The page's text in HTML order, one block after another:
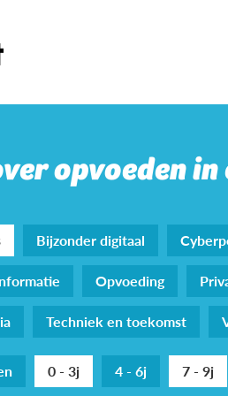
opvoeden
Bijzonder digitaal
Opvoeding
Techniek en toekomst
0 - 3j 4 - 6j 7 - 9j